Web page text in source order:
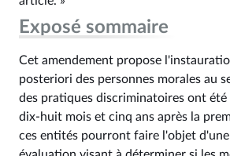
Exposé sommaire
Cet amendement propose
posteriori des personnes morales au
des pratiques discriminatoires ont
dix-huit mois et cinq ans après la
ces entités pourront faire l'objet